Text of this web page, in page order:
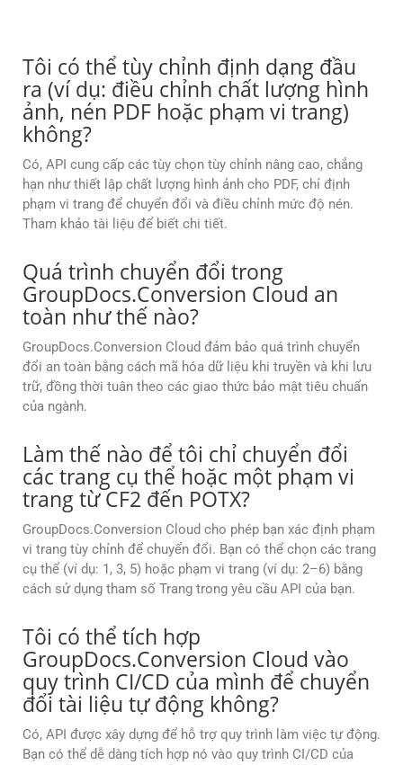
Tôi có thể tùy chỉnh định dạng đầu
ra (ví dụ: điều chỉnh chất lượng hình
ảnh, nén PDF hoặc phạm vi trang)
không?
Có, API cung cấp các tùy chọn tùy chỉnh nâng cao, chẳng
hạn như thiết lập chất lượng hình ảnh cho PDF, chỉ định
phạm vi trang để chuyển đổi và điều chỉnh mức độ nén.
Tham khảo tài liệu để biết chi tiết.
Quá trình chuyển đổi trong
GroupDocs.Conversion Cloud an
toàn như thế nào?
GroupDocs.Conversion Cloud đảm bảo quá trình chuyển
đổi an toàn bằng cách mã hóa dữ liệu khi truyền và khi lưu
trữ, đồng thời tuân theo các giao thức bảo mật tiêu chuẩn
của ngành.
Làm thế nào để tôi chỉ chuyển đổi
các trang cụ thể hoặc một phạm vi
trang từ CF2 đến POTX?
GroupDocs.Conversion Cloud cho phép bạn xác định phạm
vi trang tùy chỉnh để chuyển đổi. Bạn có thể chọn các trang
cụ thể (ví dụ: 1, 3, 5) hoặc phạm vi trang (ví dụ: 2–6) bằng
cách sử dụng tham số Trang trong yêu cầu API của bạn.
Tôi có thể tích hợp
GroupDocs.Conversion Cloud vào
quy trình CI/CD của mình để chuyển
đổi tài liệu tự động không?
Có, API được xây dựng để hỗ trợ quy trình làm việc tự động.
Bạn có thể dễ dàng tích hợp nó vào quy trình CI/CD của